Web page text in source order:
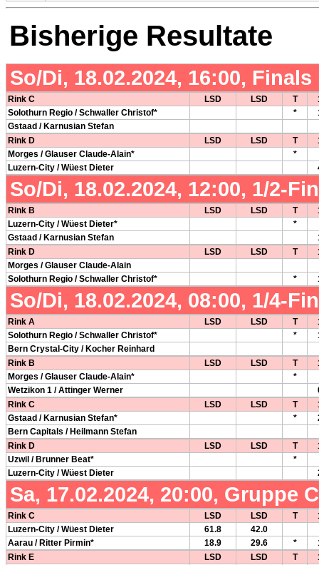
Bisherige Resultate
So/Di, 18.02.2024, 16:00, Finals
Rink C LSD LSD T
Solothurn Regio / Schwaller Christof*
*
Gstaad / Karnusian Stefan
Rink D
LSD LSD T
Morges / Glauser Claude-Alain*
*
Luzern-City / Wüest Dieter
So/Di, 18.02.2024, 12:00, 1/2-
Rink B LSD LSD T
Luzern-City / Wüest Dieter*
*
Gstaad / Karnusian Stefan
Rink D
LSD LSD T
Morges / Glauser Claude-Alain
Solothurn Regio / Schwaller Christof*
*
So/Di, 18.02.2024, 08:00, 1/4-
Rink A LSD LSD T
Solothurn Regio / Schwaller Christof*
*
Bern Crystal-City / Kocher Reinhard
Rink B
LSD LSD T
Morges / Glauser Claude-Alain*
*
Wetzikon 1 / Attinger Werner
Rink C
LSD LSD T
Gstaad / Karnusian Stefan*
*
Bern Capitals / Heilmann Stefan
Rink D
LSD LSD T
Uzwil / Brunner Beat*
*
Luzern-City / Wüest Dieter
Sa, 17.02.2024, 20:00, Gruppe
Rink C LSD LSD T
Luzern-City / Wüest Dieter
61.8
42.0
Aarau / Ritter Pirmin*
18.9 29.6 *
Rink E
LSD LSD T